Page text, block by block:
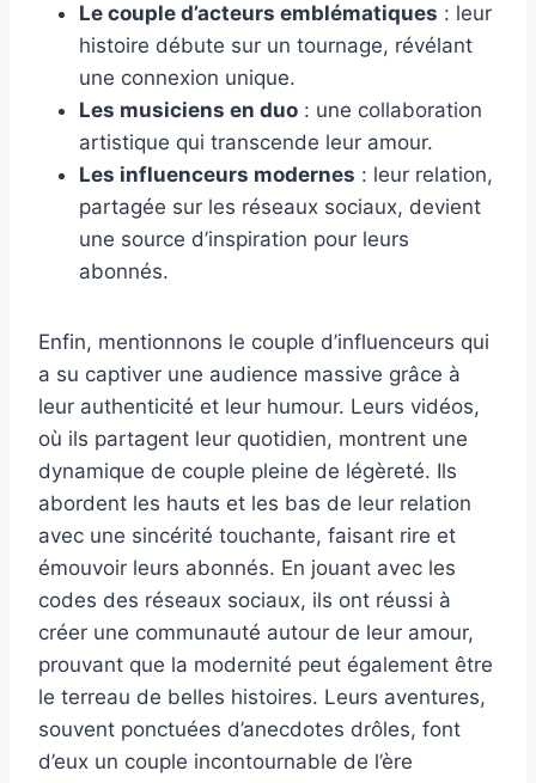
Le couple d’acteurs emblématiques : leur
histoire débute sur un tournage, révélant
une connexion unique.
Les musiciens en duo : une collaboration
artistique qui transcende leur amour.
Les influenceurs modernes : leur relation,
partagée sur les réseaux sociaux, devient
une source d’inspiration pour leurs
abonnés.
Enfin, mentionnons le couple d’influenceurs qui
a su captiver une audience massive grâce à
leur authenticité et leur humour. Leurs vidéos,
où ils partagent leur quotidien, montrent une
dynamique de couple pleine de légèreté. Ils
abordent les hauts et les bas de leur relation
avec une sincérité touchante, faisant rire et
émouvoir leurs abonnés. En jouant avec les
codes des réseaux sociaux, ils ont réussi à
créer une communauté autour de leur amour,
prouvant que la modernité peut également être
le terreau de belles histoires. Leurs aventures,
souvent ponctuées d’anecdotes drôles, font
d’eux un couple incontournable de l’ère